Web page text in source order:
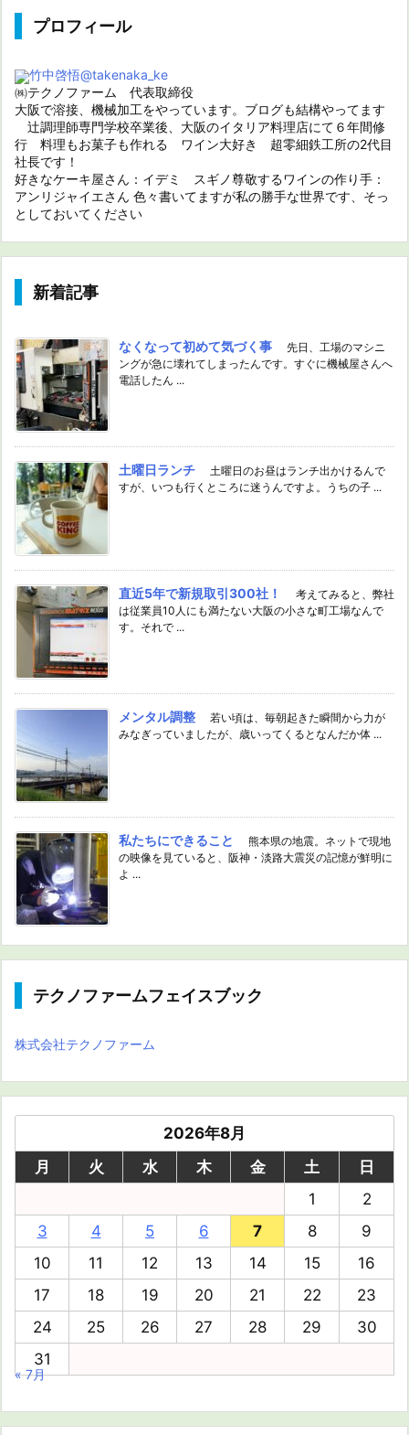
プロフィール
竹中啓悟@takenaka_ke
㈱テクノファーム 代表取締役
大阪で溶接、機械加工をやっています。ブログも結構やってます
辻調理師専門学校卒業後、大阪のイタリア料理店にて６年間修
行 料理もお菓子も作れる ワイン大好き 超零細鉄工所の2代目
社長です！
好きなケーキ屋さん：イデミ スギノ尊敬するワインの作り手：
アンリジャイエさん 色々書いてますが私の勝手な世界です、そっ
としておいてください
新着記事
なくなって初めて気づく事
先日、工場のマシニ
ングが急に壊れてしまったんです。すぐに機械屋さんへ
電話したん ...
土曜日ランチ
土曜日のお昼はランチ出かけるんで
すが、いつも行くところに迷うんですよ。うちの子 ...
直近5年で新規取引300社！
考えてみると、弊社
は従業員10人にも満たない大阪の小さな町工場なんで
す。それで ...
メンタル調整
若い頃は、毎朝起きた瞬間から力が
みなぎっていましたが、歳いってくるとなんだか体 ...
私たちにできること
熊本県の地震。ネットで現地
の映像を見ていると、阪神・淡路大震災の記憶が鮮明に
よ ...
テクノファームフェイスブック
株式会社テクノファーム
2026年8月
月
火 水 木 金 土
日
1
2
3
4 5 6 7 8
9
10
11 12 13 14 15
16
17
18 19 20 21 22
23
24
25 26 27 28 29
30
31
« 7月